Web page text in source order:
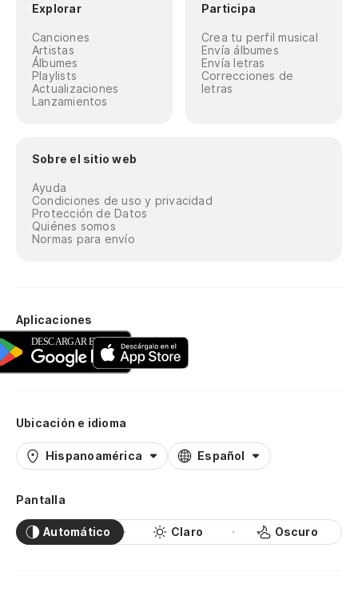
Explorar
Canciones
Artistas
Álbumes
Playlists
Actualizaciones
Lanzamientos
Participa
Crea tu perfil musical
Envía álbumes
Envía letras
Correcciones de
letras
Sobre el sitio web
Ayuda
Condiciones de uso y privacidad
Protección de Datos
Quiénes somos
Normas para envío
Aplicaciones
Ubicación e idioma
Hispanoamérica Español
Pantalla
Automático Claro Oscuro